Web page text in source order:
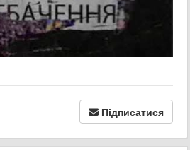
Підписатися